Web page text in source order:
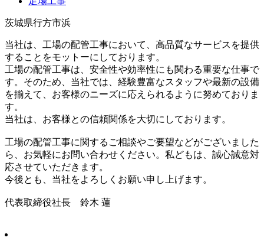
茨城県行方市浜
当社は、工場の配管工事において、高品質なサービスを提供
することをモットーにしております。
工場の配管工事は、安全性や効率性にも関わる重要な仕事で
す。そのため、当社では、経験豊富なスタッフや最新の設備
を揃えて、お客様のニーズに応えられるように努めておりま
す。
当社は、お客様との信頼関係を大切にしております。
工場の配管工事に関するご相談やご要望などがございました
ら、お気軽にお問い合わせください。私どもは、誠心誠意対
応させていただきます。
今後とも、当社をよろしくお願い申し上げます。
代表取締役社長 鈴木 蓮